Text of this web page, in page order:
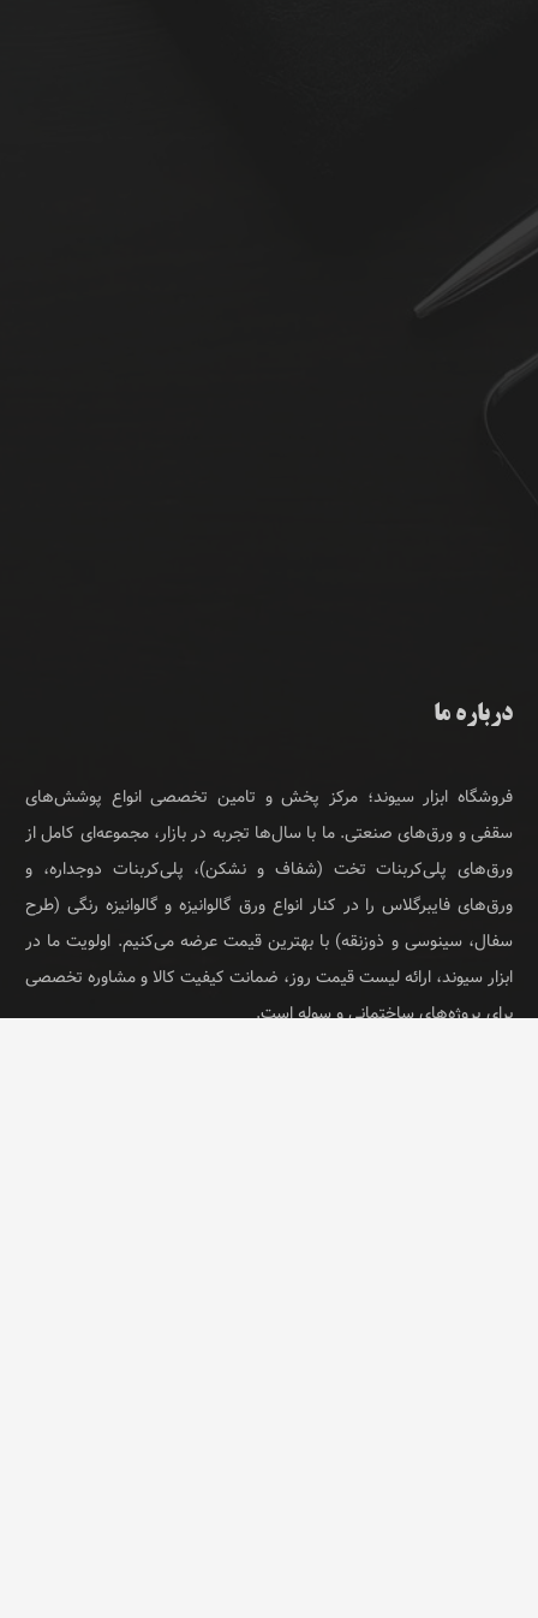
درباره ما
فروشگاه ابزار سیوند؛ مرکز پخش و تامین تخصصی انواع پوشش‌های
سقفی و ورق‌های صنعتی. ما با سال‌ها تجربه در بازار، مجموعه‌ای کامل از
ورق‌های پلی‌کربنات تخت (شفاف و نشکن)، پلی‌کربنات دوجداره، و
ورق‌های فایبرگلاس را در کنار انواع ورق گالوانیزه و گالوانیزه رنگی (طرح
سفال، سینوسی و ذوزنقه) با بهترین قیمت عرضه می‌کنیم. اولویت ما در
ابزار سیوند، ارائه لیست قیمت روز، ضمانت کیفیت کالا و مشاوره تخصصی
برای پروژه‌های ساختمانی و سوله است.